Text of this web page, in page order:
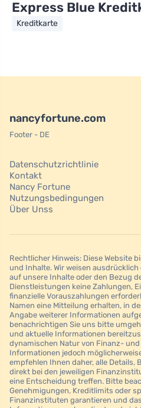
Express Blue
Kreditkarte
nancyfortune.com
Footer - DE
Datenschutzrichtlinie
Kontakt
Nancy Fortune
Nutzungsbedingungen
Über Unss
Rechtlicher Hinweis: Diese Website
und Inhalte. Wir weisen
auf unsere Inhalte oder den Bezug
Dienstleistungen keine Zahlungen,
finanzielle Vorauszahlungen
Namen eine Mitteilung erhalten, in
Angabe weiterer Informationen
benachrichtigen Sie uns bitte
und aktuelle Informationen
dynamischen Natur von Finanz-
Informationen jedoch
empfehlen Ihnen daher, alle Details,
direkt bei den jeweiligen
eine Entscheidung treffen. Bitte
Genehmigungen, Kreditlimits oder
Finanzinstituten garantieren und